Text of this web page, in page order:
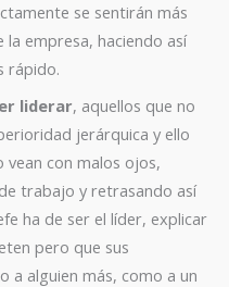
se sentirán más
empresa, haciendo así
rápido.
liderar, aquellos que no
jerárquica y ello
vean con malos ojos,
trabajo y retrasando así
ha de ser el líder, explicar
pero que sus
a alguien más, como a un